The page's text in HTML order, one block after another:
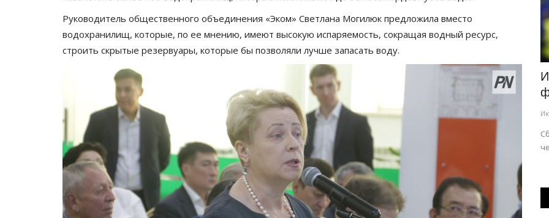
Руководитель общественного объединения «Эком» Светлана Могилюк предложила вместо
водохранилищ, которые, по ее мнению, имеют высокую испаряемость, сокращая водный ресурс,
строить скрытые резервуары, которые бы позволяли лучше запасать воду.
Легкоатлеты masters Павлодара
установили новый рекорд на...
Февр 23, 2026 0
Ветераны лёгкой атлетики в командном зачёте
завоевали 102 медали.
Опасный водоём и крупное ДТП: как
отработали медики павлодарской...
Авг 3, 2026 0 154
В минувшие выходные нагрузка на областную станцию
скорой помощи традиционно увеличилась.